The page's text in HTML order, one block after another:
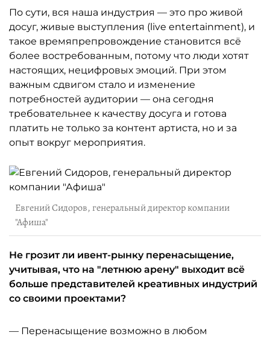
По сути, вся наша индустрия — это про живой
досуг, живые выступления (live entertainment), и
такое времяпрепровождение становится всё
более востребованным, потому что люди хотят
настоящих, нецифровых эмоций. При этом
важным сдвигом стало и изменение
потребностей аудитории — она сегодня
требовательнее к качеству досуга и готова
платить не только за контент артиста, но и за
опыт вокруг мероприятия.
Евгений Сидоров, генеральный директор компании
"Афиша"
Не грозит ли ивент-рынку перенасыщение,
учитывая, что на "летнюю арену" выходит всё
больше представителей креативных индустрий
со своими проектами?
— Перенасыщение возможно в любом